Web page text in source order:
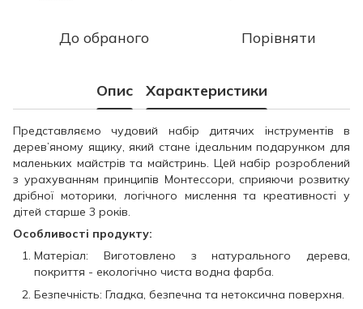
До обраного Порівняти
Опис Характеристики
Представляємо чудовий набір дитячих інструментів в
дерев’яному ящику, який стане ідеальним подарунком для
маленьких майстрів та майстринь. Цей набір розроблений
з урахуванням принципів Монтессори, сприяючи розвитку
дрібної моторики, логічного мислення та креативності у
дітей старше 3 років.
Особливості продукту:
Матеріал: Виготовлено з натурального дерева,
покриття - екологічно чиста водна фарба.
Безпечність: Гладка, безпечна та нетоксична поверхня.